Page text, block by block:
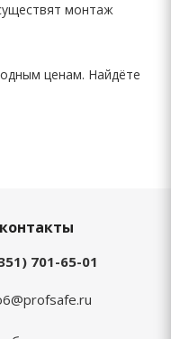
монтаж
ценам. Найдёте
701-65-01